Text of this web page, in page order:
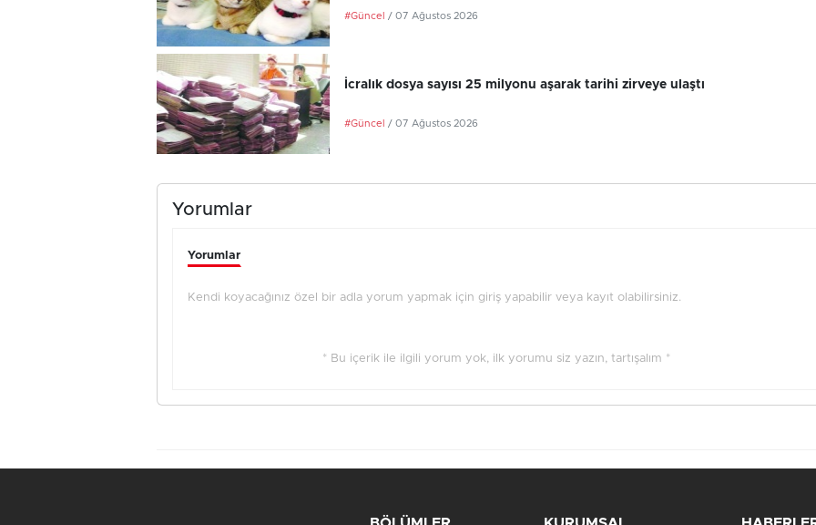
#Güncel / 07 Ağustos 2026
İcralık dosya sayısı 25 milyonu aşarak tarihi zirveye ulaştı
#Güncel / 07 Ağustos 2026
Yorumlar
Yorumlar
Kendi koyacağınız özel bir adla yorum yapmak için giriş yapabilir veya kayıt olabilirsiniz.
* Bu içerik ile ilgili yorum yok, ilk yorumu siz yazın, tartışalım *